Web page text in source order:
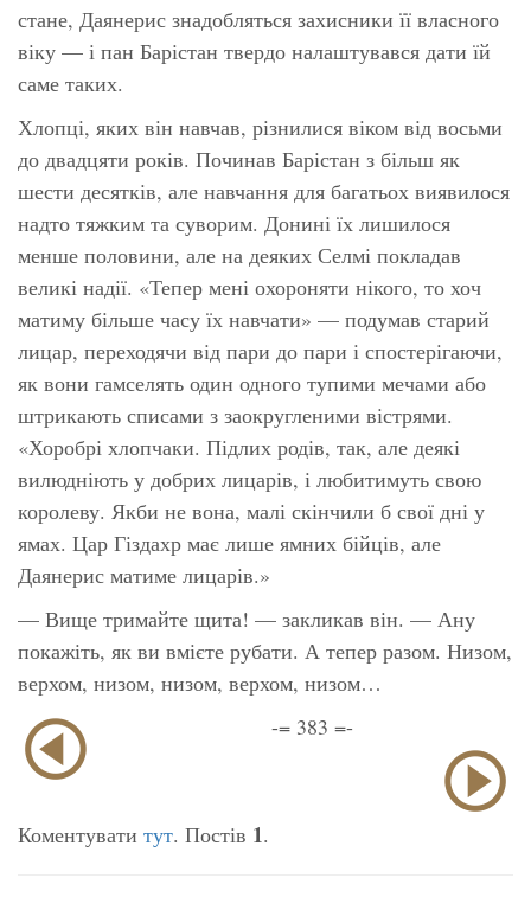
стане, Даянерис знадобляться захисники її власного
віку — і пан Барістан твердо налаштувався дати їй
саме таких.
Хлопці, яких він навчав, різнилися віком від восьми
до двадцяти років. Починав Барістан з більш як
шести десятків, але навчання для багатьох виявилося
надто тяжким та суворим. Донині їх лишилося
менше половини, але на деяких Селмі покладав
великі надії. «Тепер мені охороняти нікого, то хоч
матиму більше часу їх навчати» — подумав старий
лицар, переходячи від пари до пари і спостерігаючи,
як вони гамселять один одного тупими мечами або
штрикають списами з заокругленими вістрями.
«Хоробрі хлопчаки. Підлих родів, так, але деякі
вилюдніють у добрих лицарів, і любитимуть свою
королеву. Якби не вона, малі скінчили б свої дні у
ямах. Цар Гіздахр має лише ямних бійців, але
Даянерис матиме лицарів.»
— Вище тримайте щита! — закликав він. — Ану
покажіть, як ви вмієте рубати. А тепер разом. Низом,
верхом, низом, низом, верхом, низом…
-= 383 =-
Коментувати тут. Постів 1.